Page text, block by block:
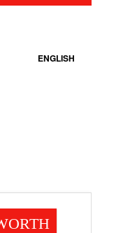
ENGLISH